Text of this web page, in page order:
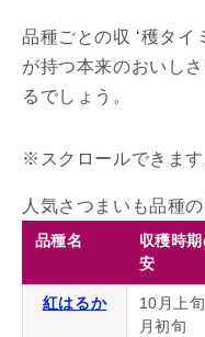
品種ごとの収 ‘穫タイ
が持つ本来のおいし
るでしょう。
人気さつまいも品種
品種名
収穫時期
安
紅はるか
10月上
月初旬